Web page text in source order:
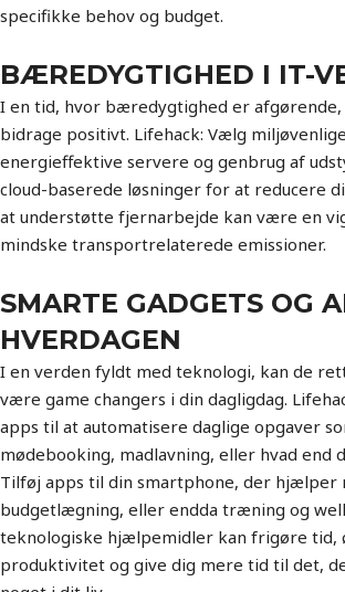
specifikke behov og budget.
BÆREDYGTIGHED I IT-
I en tid, hvor bæredygtighed er
bidrage positivt. Lifehack: Vælg
energieffektive servere og genbrug af
cloud-baserede løsninger for at reducere
at understøtte fjernarbejde kan være en
mindske transportrelaterede emissioner.
SMARTE GADGETS OG
HVERDAGEN
I en verden fyldt med teknologi, kan de
være game changers i din dagligdag.
apps til at automatisere daglige opgaver
mødebooking, madlavning, eller hvad end
Tilføj apps til din smartphone, der hjælper
budgetlægning, eller endda træning og
teknologiske hjælpemidler kan frigøre tid,
produktivitet og give dig mere tid til det,